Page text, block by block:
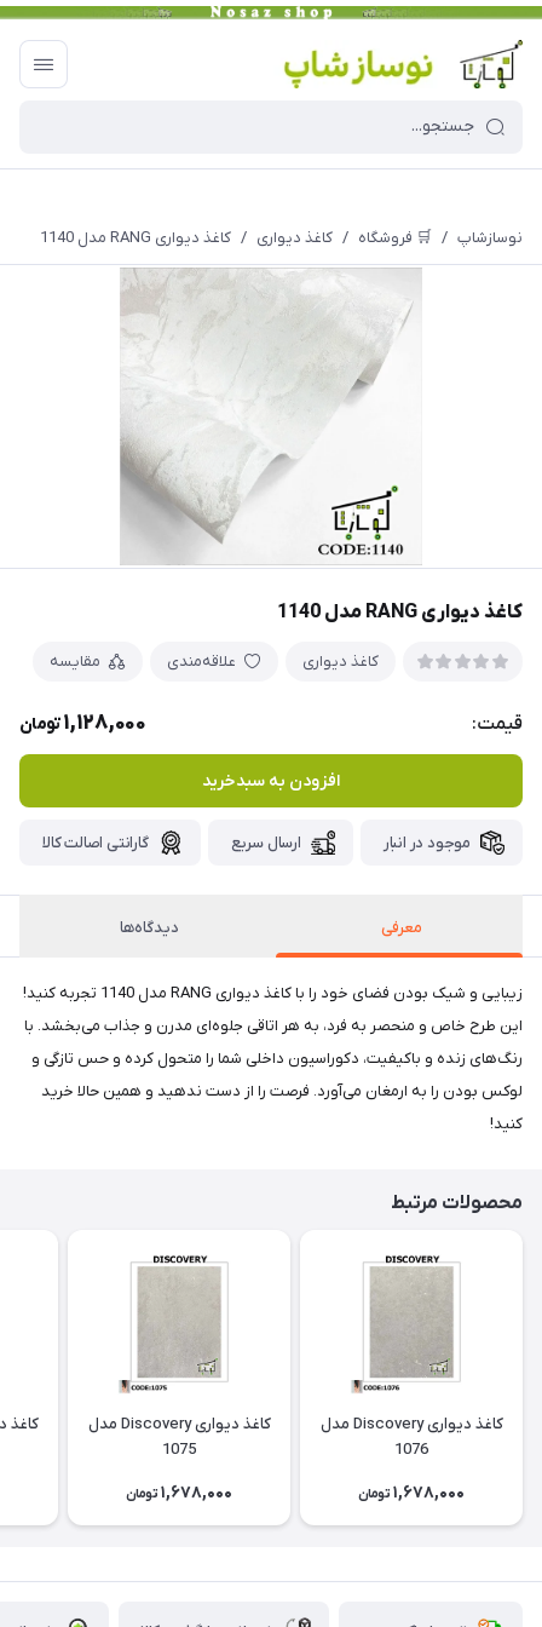
نوسازشاپ / 🛒 فروشگاه / کاغذ دیواری / کاغذ دیواری RANG مدل 1140
کاغذ دیواری RANG مدل 1140
کاغذ دیواری علاقه‌مندی مقایسه
قیمت: 1,128,000تومان
افزودن به سبدخرید
موجود در انبار ارسال سریع گارانتی اصالت کالا
معرفی دیدگاه‌ها
زیبایی و شیک بودن فضای خود را با کاغذ دیواری RANG مدل 1140 تجربه کنید!
این طرح خاص و منحصر به فرد، به هر اتاقی جلوه‌ای مدرن و جذاب می‌بخشد. با
رنگ‌های زنده و باکیفیت، دکوراسیون داخلی شما را متحول کرده و حس تازگی و
لوکس بودن را به ارمغان می‌آورد. فرصت را از دست ندهید و همین حالا خرید
کنید!
محصولات مرتبط
کاغذ دیواری Discovery مدل
1076
1,678,000 تومان
کاغذ دیواری Discovery مدل
1075
1,678,000 تومان